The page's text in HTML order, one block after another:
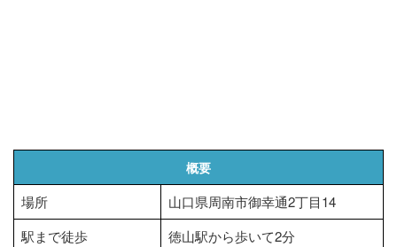
概要
場所
山口県周南市御幸通2丁目14
駅まで徒歩
徳山駅から歩いて2分